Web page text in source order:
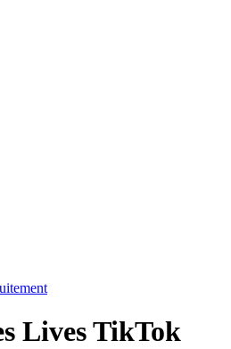
Lives TikTok